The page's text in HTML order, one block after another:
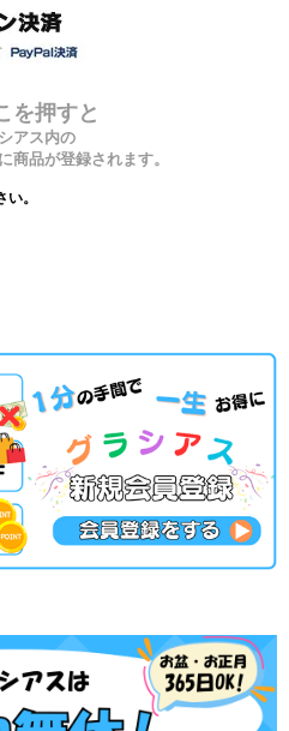
を押すと
アス内の
商品が登録されます。
。